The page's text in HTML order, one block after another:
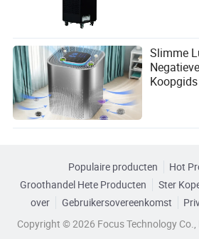
Slimme
Populaire producten
Hot
Groothandel Hete Producten
Ster
over
Gebruikersovereenkomst
Copyright © 2026 Focus Technology Co.,